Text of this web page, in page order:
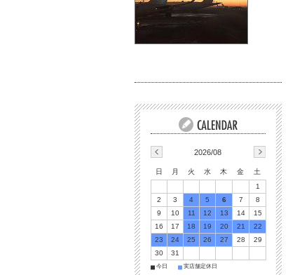
2026/08
日 月 火 水 木 金
土
1
2
3 4 5 6 7
8
9
10 11 12 13 14
15
16
17 18 19 20 21
22
23
24 25 26 27 28
29
30
31
■ 今日 ■ 実店舗定休日